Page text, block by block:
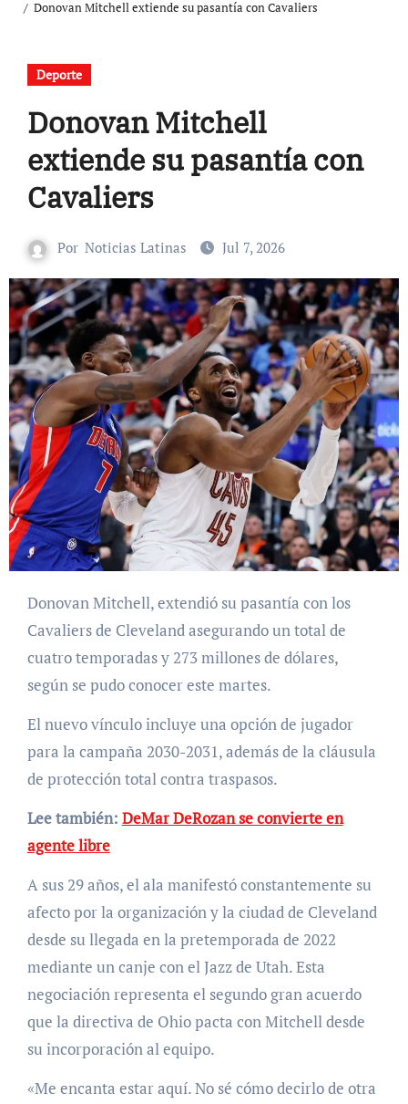
Donovan Mitchell extiende su pasantía con Cavaliers
Deporte
Donovan Mitchell
extiende su pasantía con
Cavaliers
Por Noticias Latinas Jul 7, 2026
Donovan Mitchell, extendió su pasantía con los
Cavaliers de Cleveland asegurando un total de
cuatro temporadas y 273 millones de dólares,
según se pudo conocer este martes.
El nuevo vínculo incluye una opción de jugador
para la campaña 2030-2031, además de la cláusula
de protección total contra traspasos.
Lee también: DeMar DeRozan se convierte en
agente libre
A sus 29 años, el ala manifestó constantemente su
afecto por la organización y la ciudad de Cleveland
desde su llegada en la pretemporada de 2022
mediante un canje con el Jazz de Utah. Esta
negociación representa el segundo gran acuerdo
que la directiva de Ohio pacta con Mitchell desde
su incorporación al equipo.
«Me encanta estar aquí. No sé cómo decirlo de otra